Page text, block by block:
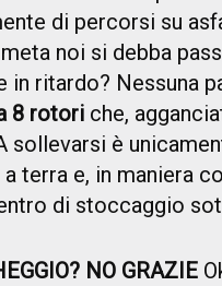
di percorsi su
noi si debba
in ritardo? Nessuna
8 rotori che,
sollevarsi è
a terra e, in maniera
di stoccaggio
NO GRAZIE